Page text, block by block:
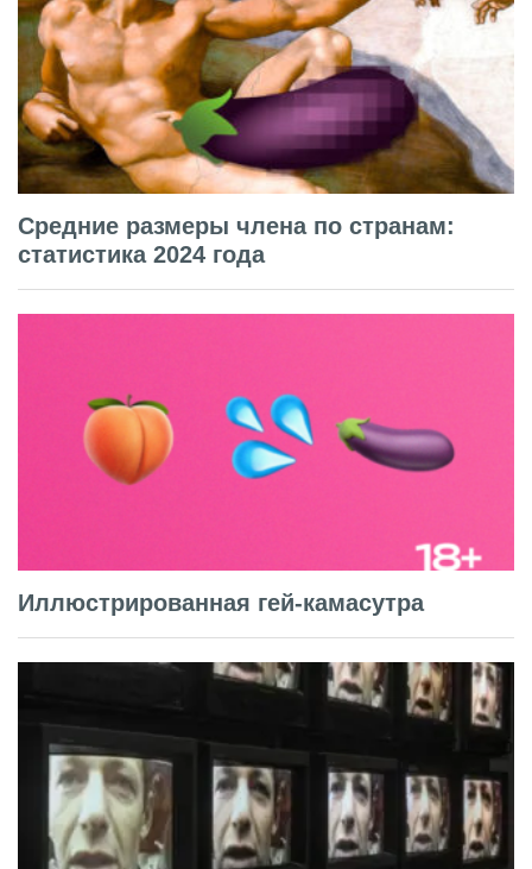
Средние размеры члена по странам:
статистика 2024 года
Иллюстрированная гей-камасутра